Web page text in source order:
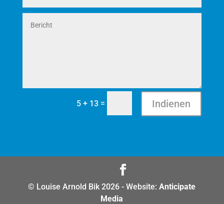
5 + 13 = Indienen
© Louise Arnold Bik 2026 - Website:Anticipate
Media